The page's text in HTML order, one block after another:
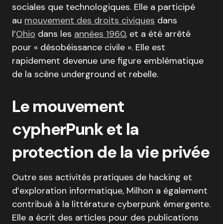
sociales que technologiques. Elle a participé
au mouvement des droits civiques dans
l’Ohio dans les années 1960, et a été arrêté
pour « désobéissance civile ». Elle est
rapidement devenue une figure emblématique
de la scène underground et rebelle.
Le mouvement
cypherPunk et la
protection de la vie privée
Outre ses activités pratiques de hacking et
d’exploration informatique, Milhon a également
contribué à la littérature cyberpunk émergente.
Elle a écrit des articles pour des publications